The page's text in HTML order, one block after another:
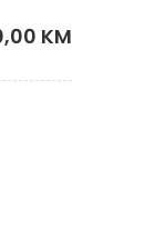
KM